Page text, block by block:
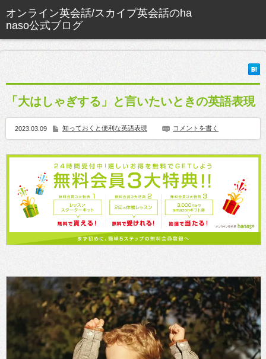
「大はしゃぎする」と言いたいときの英語表現
2023.03.09 知っておくと便利な英語表現 コメントを書く